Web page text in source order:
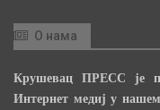
О нама
Крушевац ПРЕСС је
Интернет медиј у